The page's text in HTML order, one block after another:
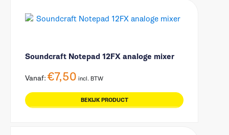
Soundcraft Notepad 12FX analoge mixer
Vanaf: €7,50 incl. BTW
BEKIJK PRODUCT